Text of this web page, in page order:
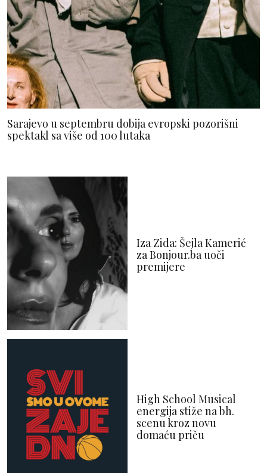
Sarajevo u septembru dobija evropski pozorišni
spektakl sa više od 100 lutaka
Iza Zida: Šejla Kamerić
za Bonjour.ba uoči
premijere
High School Musical
energija stiže na bh.
scenu kroz novu
domaću priču